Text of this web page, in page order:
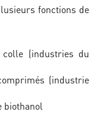
fonctions de
(industries du
(industrie
biothanol